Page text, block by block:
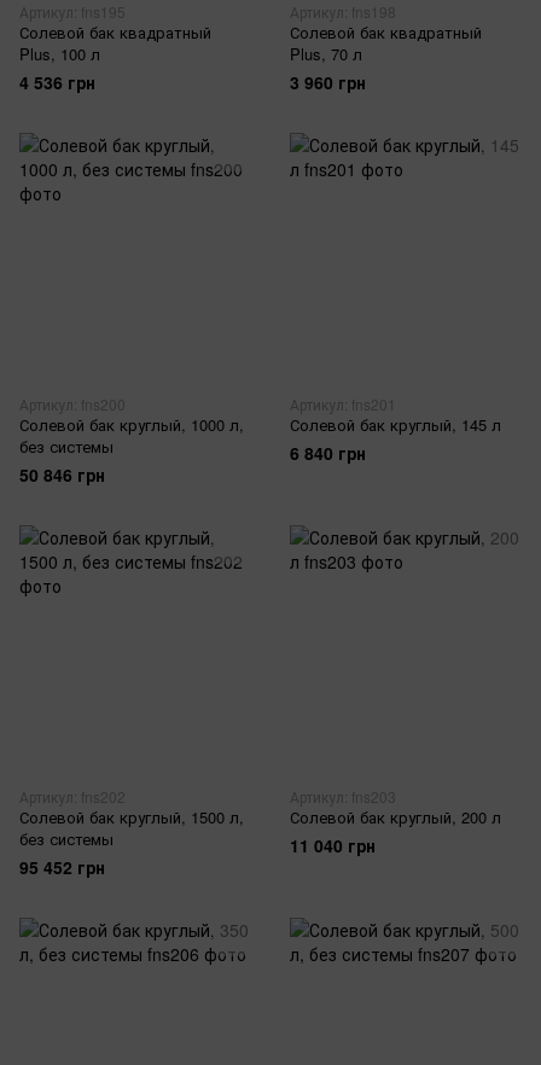
Артикул: fns195
Солевой бак квадратный
Plus, 100 л
4 536 грн
Артикул: fns198
Солевой бак квадратный
Plus, 70 л
3 960 грн
Артикул: fns200
Солевой бак круглый, 1000 л,
без системы
50 846 грн
Артикул: fns201
Солевой бак круглый, 145 л
6 840 грн
Артикул: fns202
Солевой бак круглый, 1500 л,
без системы
95 452 грн
Артикул: fns203
Солевой бак круглый, 200 л
11 040 грн